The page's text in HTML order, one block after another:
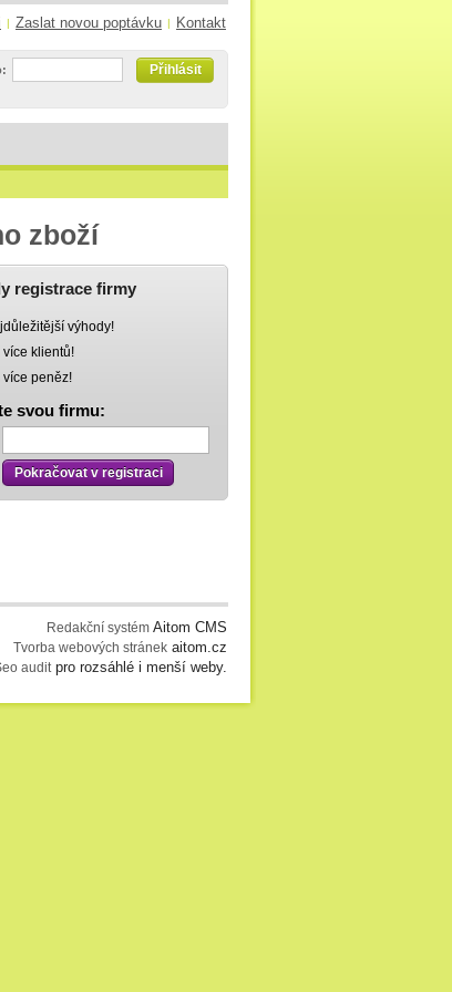
| Zaslat novou poptávku | Kontakt
Přihlásit
zboží
registrace firmy
výhody!
více klientů!
více peněz!
svou firmu:
Pokračovat v registraci
Redakční systém Aitom CMS
Tvorba webových stránek aitom.cz
auditpro rozsáhlé i menší weby.